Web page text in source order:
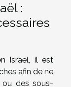
:
Israël, il est
afin de ne
des sous-